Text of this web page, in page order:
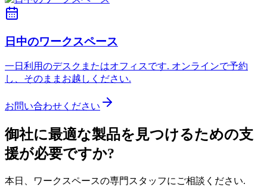
日中のワークスペース
一日利用のデスクまたはオフィスです. オンラインで予約
し、そのままお越しください.
お問い合わせください
御社に最適な製品を見つけるための支
援が必要ですか?
本日、ワークスペースの専門スタッフにご相談ください.